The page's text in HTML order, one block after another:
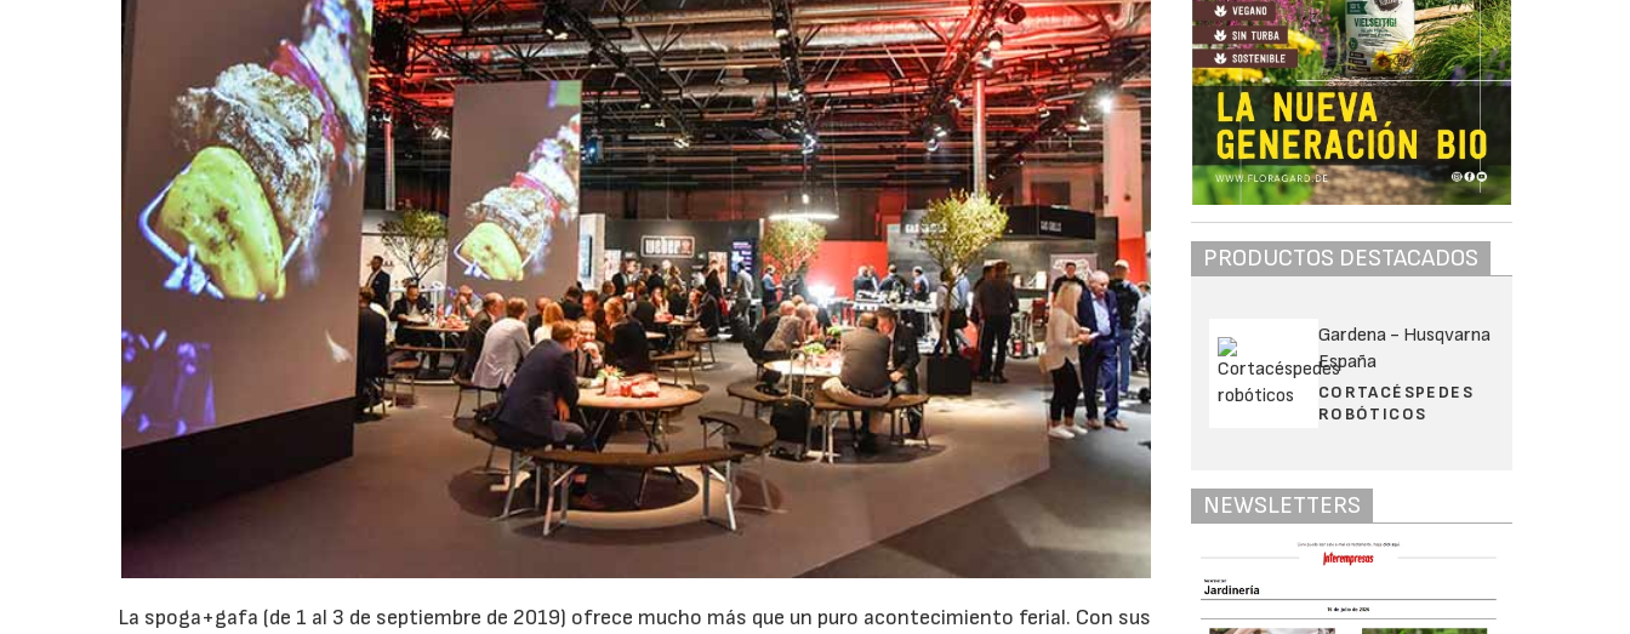
La spoga+gafa (de 1 al 3 de septiembre de 2019) ofrece mucho más que un puro acontecimiento ferial. Con sus
PRODUCTOS DESTACADOS
Gardena - Husqvarna
España
CORTACÉSPEDES
ROBÓTICOS
NEWSLETTERS